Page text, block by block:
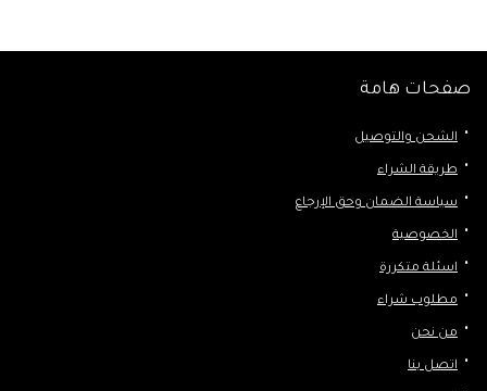
صفحات هامة
الشحن والتوصيل
طريقة الشراء
سياسة الضمان وحق الإرجاع
الخصوصية
اسئلة متكررة
مطلوب شراء
من نحن
اتصل بنا